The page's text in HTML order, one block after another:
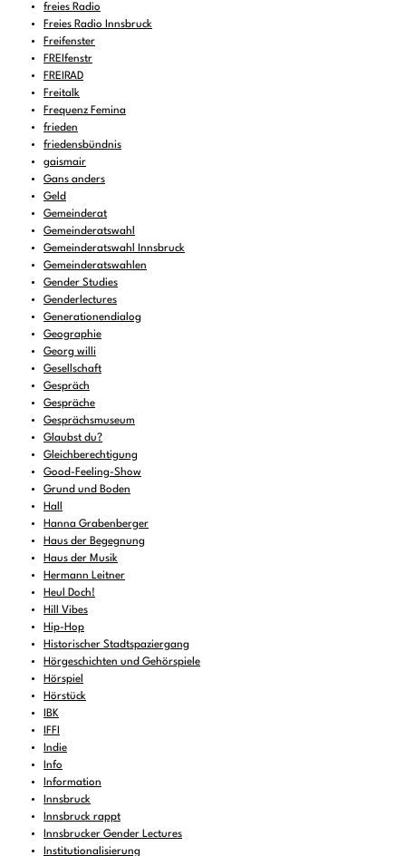
freies Radio
Freies Radio Innsbruck
Freifenster
FREIfenstr
FREIRAD
Freitalk
Frequenz Femina
frieden
friedensbündnis
gaismair
Gans anders
Geld
Gemeinderat
Gemeinderatswahl
Gemeinderatswahl Innsbruck
Gemeinderatswahlen
Gender Studies
Genderlectures
Generationendialog
Geographie
Georg willi
Gesellschaft
Gespräch
Gespräche
Gesprächsmuseum
Glaubst du?
Gleichberechtigung
Good-Feeling-Show
Grund und Boden
Hall
Hanna Grabenberger
Haus der Begegnung
Haus der Musik
Hermann Leitner
Heul Doch!
Hill Vibes
Hip-Hop
Historischer Stadtspaziergang
Hörgeschichten und Gehörspiele
Hörspiel
Hörstück
IBK
IFFI
Indie
Info
Information
Innsbruck
Innsbruck rappt
Innsbrucker Gender Lectures
Institutionalisierung